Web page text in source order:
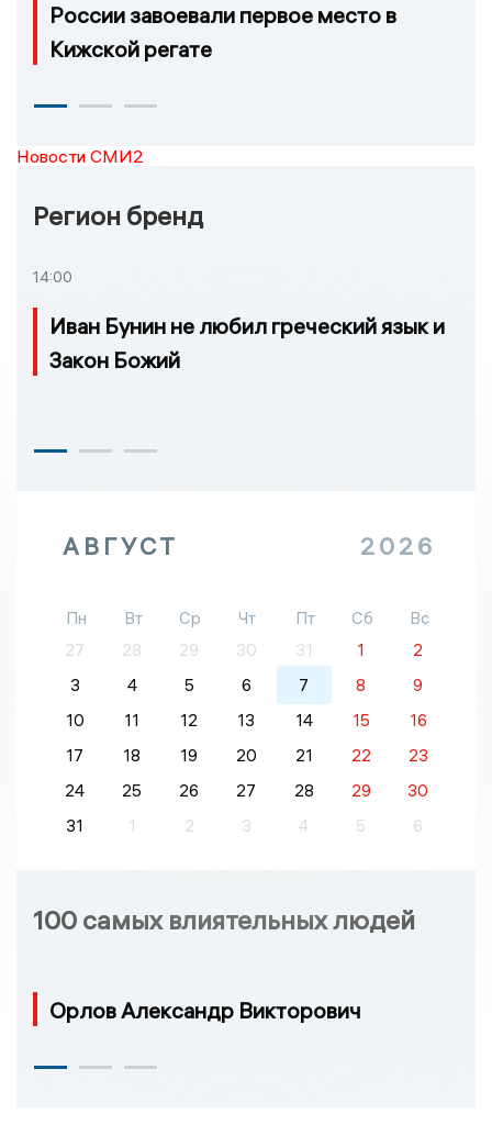
России завоевали первое место в
Кижской регате
Новости СМИ2
Регион бренд
14:00
Иван Бунин не любил греческий язык и
Закон Божий
АВГУСТ 2026
Пн Вт Ср Чт Пт Сб
Вс
27
28 29 30 31 1
2
3
4 5 6 7 8
9
10
11 12 13 14 15
16
17
18 19 20 21 22
23
24
25 26 27 28 29
30
31
1 2 3 4 5 6
100 самых влиятельных людей
Орлов Александр Викторович